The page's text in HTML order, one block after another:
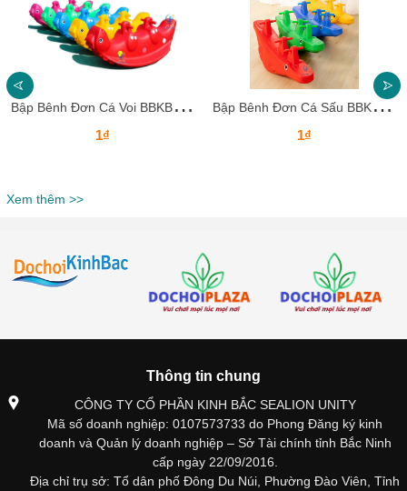
B
ập Bênh Đơn Cá Voi BBKB28 Dochoikinhbac – Thiết Kế Ngộ Nghĩnh Cho Bé
1₫
B
ập Bênh Đơn Cá Sấu BBKB27 Dochoikinhbac – Thiết Kế Ngộ Nghĩnh Cho Bé
1₫
Xem thêm >>
Thông tin chung
CÔNG TY CỔ PHẦN KINH BẮC SEALION UNITY
Mã số doanh nghiệp: 0107573733 do Phong Đăng ký kinh
doanh và Quản lý doanh nghiệp – Sở Tài chính tỉnh Bắc Ninh
cấp ngày 22/09/2016.
Địa chỉ trụ sở: Tổ dân phố Đông Du Núi, Phường Đào Viên, Tỉnh